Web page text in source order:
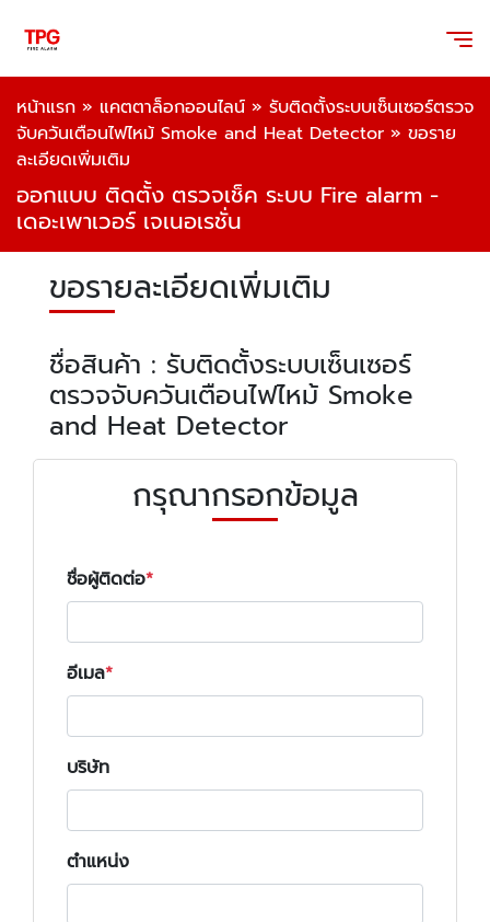
หน้าแรก » แคตตาล็อกออนไลน์ » รับติดตั้งระบบเซ็นเซอร์ตรวจ
จับควันเตือนไฟไหม้ Smoke and Heat Detector » ขอราย
ละเอียดเพิ่มเติม
ออกแบบ ติดตั้ง ตรวจเช็ค ระบบ Fire alarm -
เดอะเพาเวอร์ เจเนอเรชั่น
ขอรายละเอียดเพิ่มเติม
ชื่อสินค้า : รับติดตั้งระบบเซ็นเซอร์
ตรวจจับควันเตือนไฟไหม้ Smoke
and Heat Detector
กรุณากรอกข้อมูล
ชื่อผู้ติดต่อ
อีเมล
บริษัท
ตำแหน่ง